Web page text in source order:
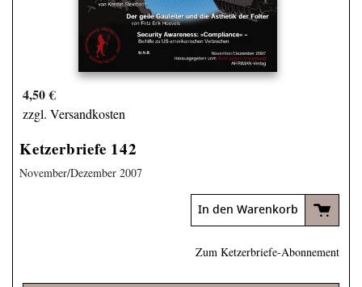
4,50 €
zzgl. Versandkosten
Ketzerbriefe 142
November/­Dezember 2007
In den Warenkorb
Zum Ketzerbriefe-Abonnement